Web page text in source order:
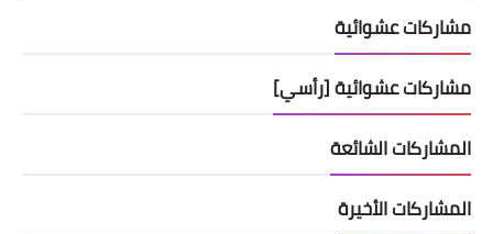
مشاركات عشوائية
مشاركات عشوائية [رأسي]
المشاركات الشائعة
المشاركات الأخيرة